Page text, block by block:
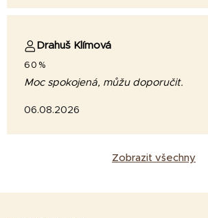
Drahuš Klímová
60%
Moc spokojená, můžu doporučit.
06.08.2026
Zobrazit všechny